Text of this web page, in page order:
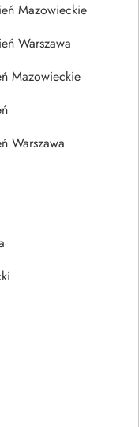
Mazowieckie
Warszawa
Mazowieckie
Warszawa